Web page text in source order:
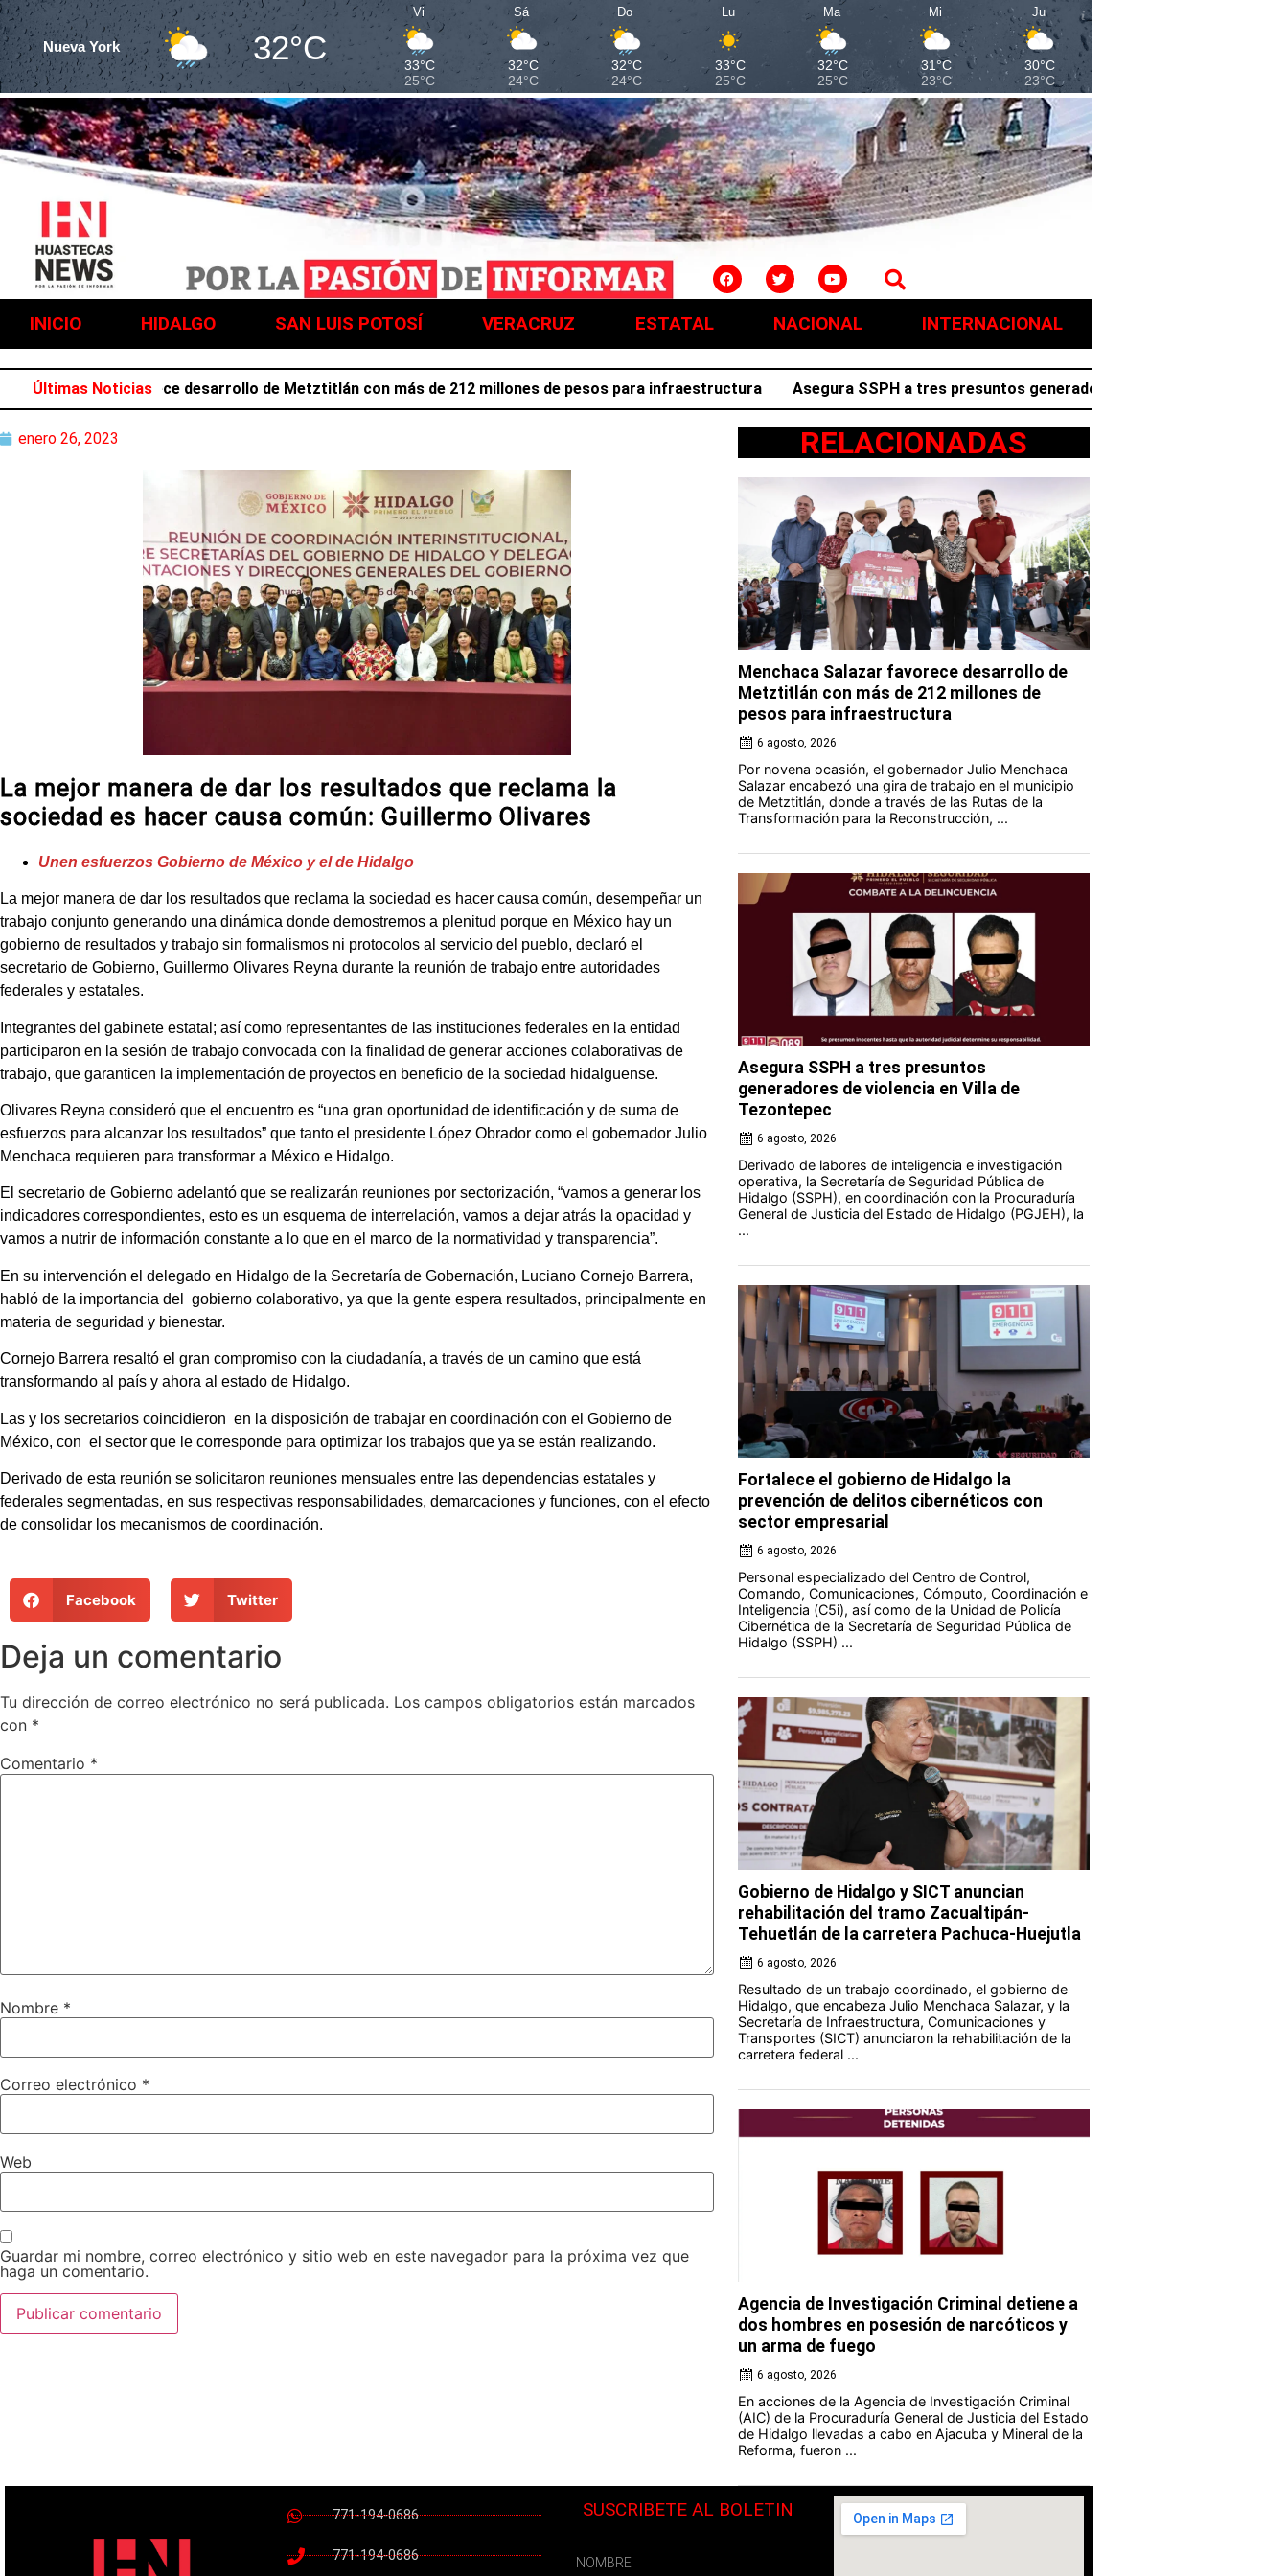
Nueva York 32°C
Vi
33°C
25°C
Sá
32°C
24°C
Do
32°C
24°C
Lu
33°C
25°C
Ma
32°C
25°C
Mi
31°C
23°C
Ju
30°C
23°C
INICIO HIDALGO SAN LUIS POTOSÍ VERACRUZ ESTATAL NACIONAL INTERNACIONAL
Últimas Noticias
Salazar favorece desarrollo de Metztitlán con más de 212 millones de pesos para infraestructura Asegura SSPH a tres presuntos generadores de violencia en Villa de
enero 26, 2023
La mejor manera de dar los resultados que reclama la
sociedad es hacer causa común: Guillermo Olivares
Unen esfuerzos Gobierno de México y el de Hidalgo
La mejor manera de dar los resultados que reclama la sociedad es hacer causa común, desempeñar un
trabajo conjunto generando una dinámica donde demostremos a plenitud porque en México hay un
gobierno de resultados y trabajo sin formalismos ni protocolos al servicio del pueblo, declaró el
secretario de Gobierno, Guillermo Olivares Reyna durante la reunión de trabajo entre autoridades
federales y estatales.
Integrantes del gabinete estatal; así como representantes de las instituciones federales en la entidad
participaron en la sesión de trabajo convocada con la finalidad de generar acciones colaborativas de
trabajo, que garanticen la implementación de proyectos en beneficio de la sociedad hidalguense.
Olivares Reyna consideró que el encuentro es “una gran oportunidad de identificación y de suma de
esfuerzos para alcanzar los resultados” que tanto el presidente López Obrador como el gobernador Julio
Menchaca requieren para transformar a México e Hidalgo.
El secretario de Gobierno adelantó que se realizarán reuniones por sectorización, “vamos a generar los
indicadores correspondientes, esto es un esquema de interrelación, vamos a dejar atrás la opacidad y
vamos a nutrir de información constante a lo que en el marco de la normatividad y transparencia”.
En su intervención el delegado en Hidalgo de la Secretaría de Gobernación, Luciano Cornejo Barrera,
habló de la importancia del gobierno colaborativo, ya que la gente espera resultados, principalmente en
materia de seguridad y bienestar.
Cornejo Barrera resaltó el gran compromiso con la ciudadanía, a través de un camino que está
transformando al país y ahora al estado de Hidalgo.
Las y los secretarios coincidieron en la disposición de trabajar en coordinación con el Gobierno de
México, con el sector que le corresponde para optimizar los trabajos que ya se están realizando.
Derivado de esta reunión se solicitaron reuniones mensuales entre las dependencias estatales y
federales segmentadas, en sus respectivas responsabilidades, demarcaciones y funciones, con el efecto
de consolidar los mecanismos de coordinación.
Facebook Twitter
Deja un comentario
Tu dirección de correo electrónico no será publicada. Los campos obligatorios están marcados
con *
Comentario *
Nombre *
Correo electrónico *
Web
Guardar mi nombre, correo electrónico y sitio web en este navegador para la próxima vez que
haga un comentario.
RELACIONADAS
Menchaca Salazar favorece desarrollo de
Metztitlán con más de 212 millones de
pesos para infraestructura
6 agosto, 2026
Por novena ocasión, el gobernador Julio Menchaca
Salazar encabezó una gira de trabajo en el municipio
de Metztitlán, donde a través de las Rutas de la
Transformación para la Reconstrucción, ...
Asegura SSPH a tres presuntos
generadores de violencia en Villa de
Tezontepec
6 agosto, 2026
Derivado de labores de inteligencia e investigación
operativa, la Secretaría de Seguridad Pública de
Hidalgo (SSPH), en coordinación con la Procuraduría
General de Justicia del Estado de Hidalgo (PGJEH), la
...
Fortalece el gobierno de Hidalgo la
prevención de delitos cibernéticos con
sector empresarial
6 agosto, 2026
Personal especializado del Centro de Control,
Comando, Comunicaciones, Cómputo, Coordinación e
Inteligencia (C5i), así como de la Unidad de Policía
Cibernética de la Secretaría de Seguridad Pública de
Hidalgo (SSPH) ...
Gobierno de Hidalgo y SICT anuncian
rehabilitación del tramo Zacualtipán-
Tehuetlán de la carretera Pachuca-Huejutla
6 agosto, 2026
Resultado de un trabajo coordinado, el gobierno de
Hidalgo, que encabeza Julio Menchaca Salazar, y la
Secretaría de Infraestructura, Comunicaciones y
Transportes (SICT) anunciaron la rehabilitación de la
carretera federal ...
Agencia de Investigación Criminal detiene a
dos hombres en posesión de narcóticos y
un arma de fuego
6 agosto, 2026
En acciones de la Agencia de Investigación Criminal
(AIC) de la Procuraduría General de Justicia del Estado
de Hidalgo llevadas a cabo en Ajacuba y Mineral de la
Reforma, fueron ...
771-194-0686
771-194-0686
SUSCRIBETE AL BOLETIN